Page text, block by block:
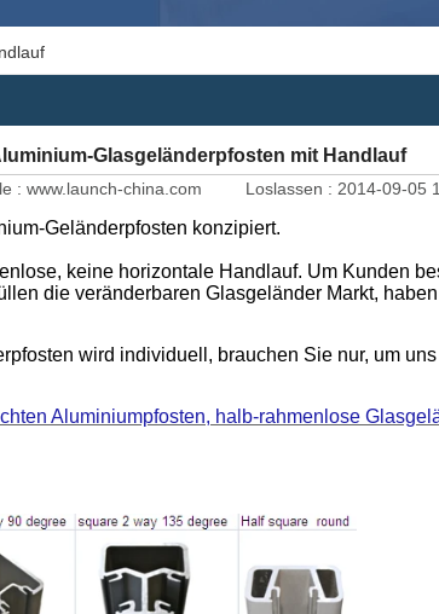
Glasgeländerpfosten mit Handlauf
: www.launch-china.com Loslassen : 2014-09-05
Geländerpfosten konzipiert.
keine horizontale Handlauf. Um Kunden
die veränderbaren Glasgeländer Markt,
wird individuell, brauchen Sie nur, um
Aluminiumpfosten, halb-rahmenlose